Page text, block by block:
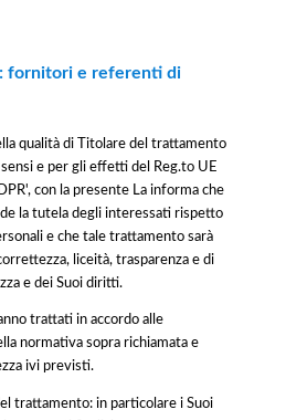
fornitori e referenti di
qualità di Titolare del trattamento
e per gli effetti del Reg.to UE
con la presente La informa che
la tutela degli interessati rispetto
e che tale trattamento sarà
liceità, trasparenza e di
e dei Suoi diritti.
trattati in accordo alle
normativa sopra richiamata e
ivi previsti.
trattamento: in particolare i Suoi